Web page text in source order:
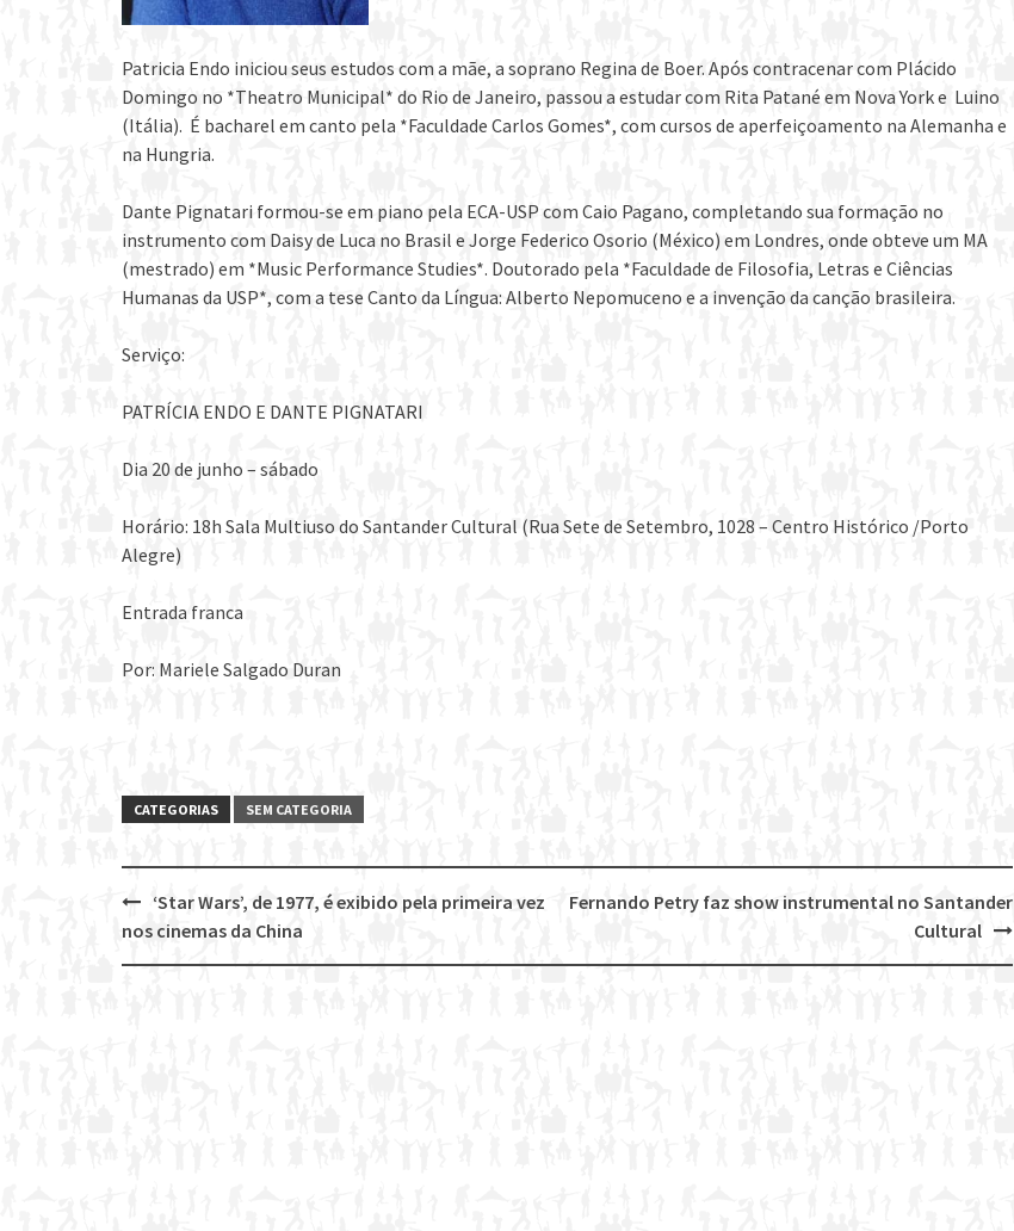
Patricia Endo iniciou seus estudos com a mãe, a soprano Regina de Boer. Após contracenar com Plácido
Domingo no *Theatro Municipal* do Rio de Janeiro, passou a estudar com Rita Patané em Nova York e Luino
(Itália). É bacharel em canto pela *Faculdade Carlos Gomes*, com cursos de aperfeiçoamento na Alemanha e
na Hungria.
Dante Pignatari formou-se em piano pela ECA-USP com Caio Pagano, completando sua formação no
instrumento com Daisy de Luca no Brasil e Jorge Federico Osorio (México) em Londres, onde obteve um MA
(mestrado) em *Music Performance Studies*. Doutorado pela *Faculdade de Filosofia, Letras e Ciências
Humanas da USP*, com a tese Canto da Língua: Alberto Nepomuceno e a invenção da canção brasileira.
Serviço:
PATRÍCIA ENDO E DANTE PIGNATARI
Dia 20 de junho – sábado
Horário: 18h Sala Multiuso do Santander Cultural (Rua Sete de Setembro, 1028 – Centro Histórico /Porto
Alegre)
Entrada franca
Por: Mariele Salgado Duran
CATEGORIAS SEM CATEGORIA
Post
navigation
Fernando Petry faz show instrumental no Santander
Cultural
‘Star Wars’, de 1977, é exibido pela primeira vez
nos cinemas da China